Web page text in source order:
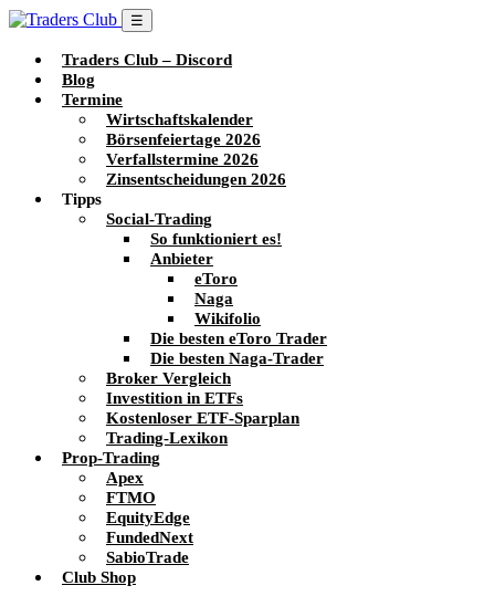
☰
Traders Club – Discord
Blog
Termine
Wirtschaftskalender
Börsenfeiertage 2026
Verfallstermine 2026
Zinsentscheidungen 2026
Tipps
Social-Trading
So funktioniert es!
Anbieter
eToro
Naga
Wikifolio
Die besten eToro Trader
Die besten Naga-Trader
Broker Vergleich
Investition in ETFs
Kostenloser ETF-Sparplan
Trading-Lexikon
Prop-Trading
Apex
FTMO
EquityEdge
FundedNext
SabioTrade
Club Shop